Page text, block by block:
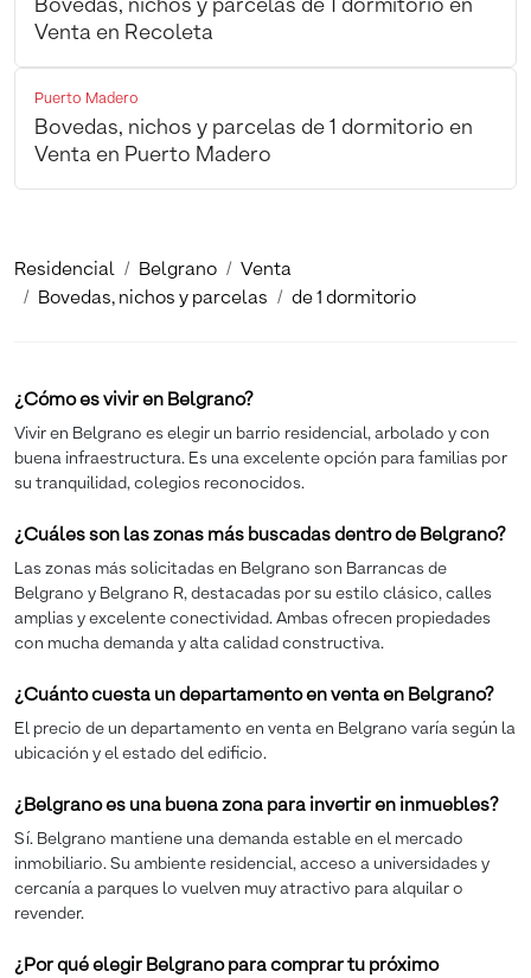
Bovedas, nichos y parcelas de 1 dormitorio en
Venta en Recoleta
Puerto Madero
Bovedas, nichos y parcelas de 1 dormitorio en
Venta en Puerto Madero
Residencial Belgrano
Venta
Bovedas, nichos y parcelas
de 1 dormitorio
¿Cómo es vivir en Belgrano?
Vivir en Belgrano es elegir un barrio residencial, arbolado y con
buena infraestructura. Es una excelente opción para familias por
su tranquilidad, colegios reconocidos.
¿Cuáles son las zonas más buscadas dentro de Belgrano?
Las zonas más solicitadas en Belgrano son Barrancas de
Belgrano y Belgrano R, destacadas por su estilo clásico, calles
amplias y excelente conectividad. Ambas ofrecen propiedades
con mucha demanda y alta calidad constructiva.
¿Cuánto cuesta un departamento en venta en Belgrano?
El precio de un departamento en venta en Belgrano varía según la
ubicación y el estado del edificio.
¿Belgrano es una buena zona para invertir en inmuebles?
Sí. Belgrano mantiene una demanda estable en el mercado
inmobiliario. Su ambiente residencial, acceso a universidades y
cercanía a parques lo vuelven muy atractivo para alquilar o
revender.
¿Por qué elegir Belgrano para comprar tu próximo